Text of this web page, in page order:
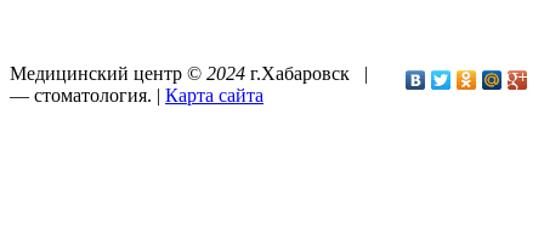
Медицинский центр © 2024 г.Хабаровск |
— стоматология. | Карта сайта